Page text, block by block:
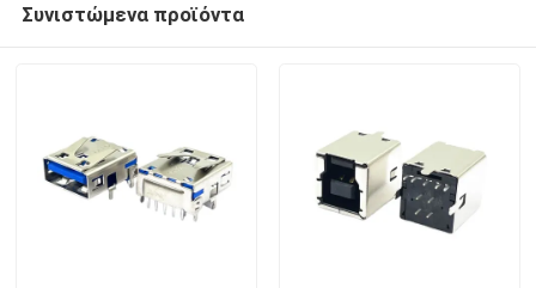
Συνιστώμενα προϊόντα